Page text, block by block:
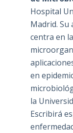
Hospital
Madrid. Su
centra en
en
la
Escribirá